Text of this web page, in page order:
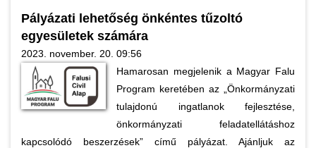
Pályázati lehetőség önkéntes tűzoltó
egyesületek számára
2023. november. 20. 09:56
Hamarosan megjelenik a Magyar Falu
Program keretében az „Önkormányzati
tulajdonú ingatlanok fejlesztése,
önkormányzati feladatellátáshoz
kapcsolódó beszerzések” című pályázat. Ajánljuk az